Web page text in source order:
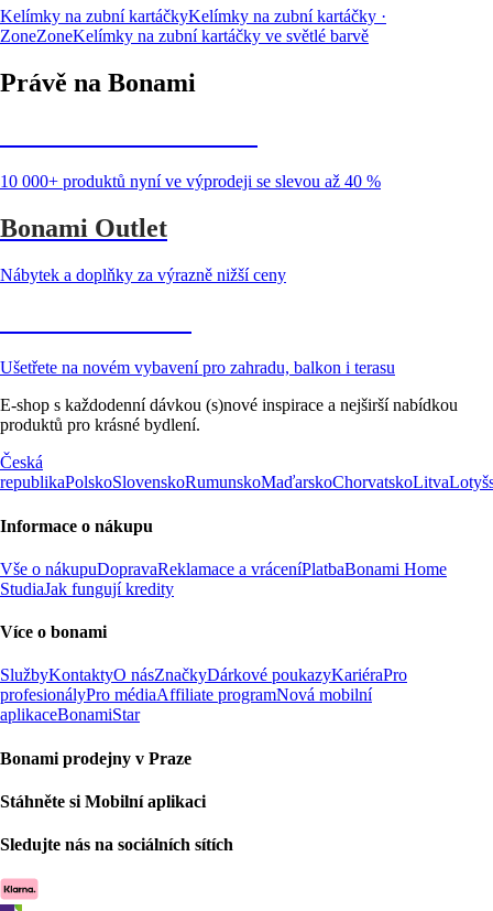
Kelímky na zubní kartáčkyKelímky na zubní kartáčky ·
ZoneZoneKelímky na zubní kartáčky ve světlé barvě
Právě na Bonami
10 000+ produktů nyní ve výprodeji se slevou až 40 %
Bonami Outlet
Nábytek a doplňky za výrazně nižší ceny
Ušetřete na novém vybavení pro zahradu, balkon i terasu
E-shop s každodenní dávkou (s)nové inspirace a nejširší nabídkou
produktů pro krásné bydlení.
Česká
republikaPolskoSlovenskoRumunskoMaďarskoChorvatskoLitva
Informace o nákupu
Vše o nákupuDopravaReklamace a vráceníPlatbaBonami Home
StudiaJak fungují kredity
Více o bonami
SlužbyKontaktyO násZnačkyDárkové poukazyKariéraPro
profesionályPro médiaAffiliate programNová mobilní
aplikaceBonamiStar
Bonami prodejny v Praze
Stáhněte si Mobilní aplikaci
Sledujte nás na sociálních sítích